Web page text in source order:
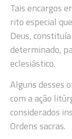
Tais encargos
rito especial
Deus,
determinado,
eclesiástico.
Alguns desses
com a ação
considerados
Ordens sacras.